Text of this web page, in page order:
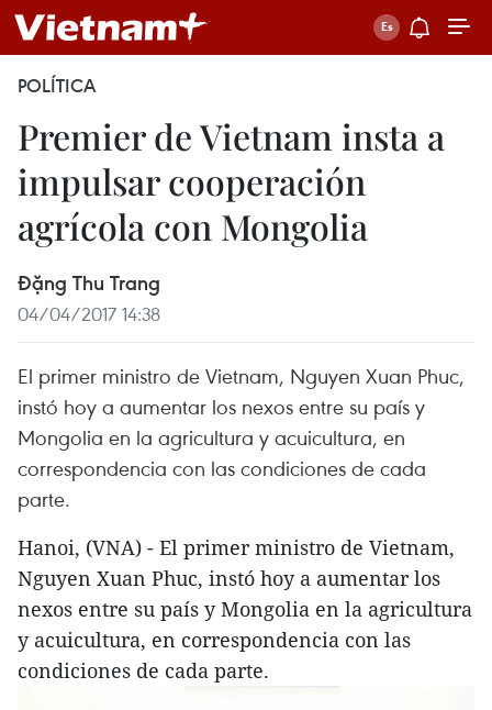
POLÍTICA
Premier de Vietnam insta a
impulsar cooperación
agrícola con Mongolia
Đặng Thu Trang
04/04/2017 14:38
El primer ministro de Vietnam, Nguyen Xuan Phuc,
instó hoy a aumentar los nexos entre su país y
Mongolia en la agricultura y acuicultura, en
correspondencia con las condiciones de cada
parte.
Hanoi, (VNA) - El primer ministro de Vietnam,
Nguyen Xuan Phuc, instó hoy a aumentar los
nexos entre su país y Mongolia en la agricultura
y acuicultura, en correspondencia con las
condiciones de cada parte.